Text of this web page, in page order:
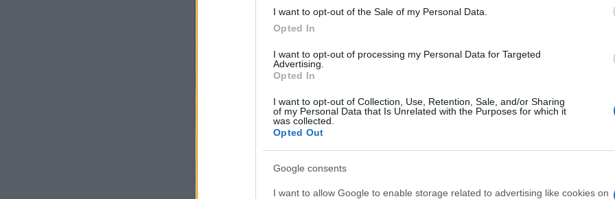
I want to opt-out of the Sale of my Personal Data.
Opted In
I want to opt-out of processing my Personal Data for Targeted
Advertising.
Opted In
I want to opt-out of Collection, Use, Retention, Sale, and/or Sharing
of my Personal Data that Is Unrelated with the Purposes for which it
was collected.
Opted Out
Google consents
I want to allow Google to enable storage related to advertising like cookies on